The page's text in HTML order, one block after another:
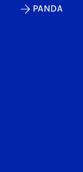
PANDA